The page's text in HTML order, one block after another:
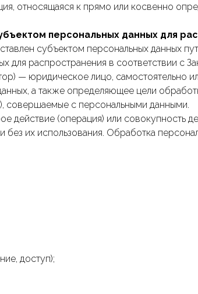
относящаяся к прямо или косвенно
персональных данных для
субъектом персональных данных
для распространения в соответствии с
— юридическое лицо, самостоятельно
а также определяющее цели
совершаемые с персональными данными.
действие (операция) или совокупность
без их использования. Обработка
доступ);